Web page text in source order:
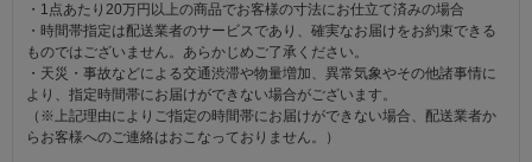
・1点あたり20万円以上の商品でお客様の寸法にお仕立て済みの場合
・時間帯指定は配送業者のサービスであり、確実なお届けをお約束できる
ものではございません。あらかじめご了承ください。
・天災・事故などによる交通渋滞や物量増加、異常気象やその他諸事情に
より、指定時間帯にお届けができない場合がございます。
（※上記理由によりご指定の時間帯にお届けができない場合、配送業者か
らお客様へのご連絡はおこなっておりません。）